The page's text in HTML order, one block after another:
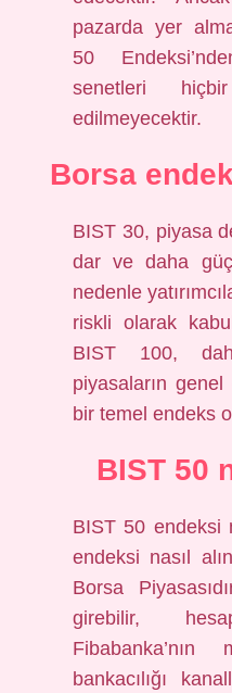
pazarda yer
50
senetleri
edilmeyecektir.
Borsa
BIST 30, piyasa
dar ve daha
nedenle
riskli olarak
BIST 100,
piyasaların genel
bir temel endeks
BIST 50
BIST 50 endeksi
endeksi nasıl
Borsa
girebilir,
bankacılığı